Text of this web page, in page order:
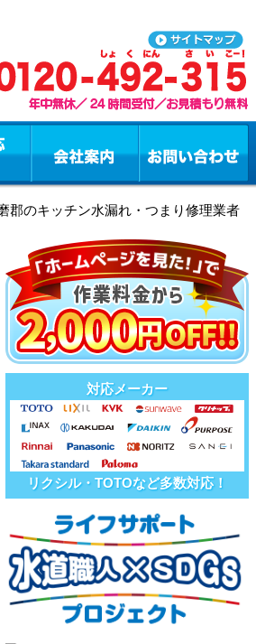
郡のキッチン水漏れ・つまり修理業者
対応メーカー
リクシル・TOTOなど多数対応！